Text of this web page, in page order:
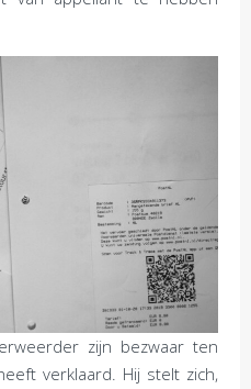
zijn bezwaar ten
verklaard. Hij stelt zich,